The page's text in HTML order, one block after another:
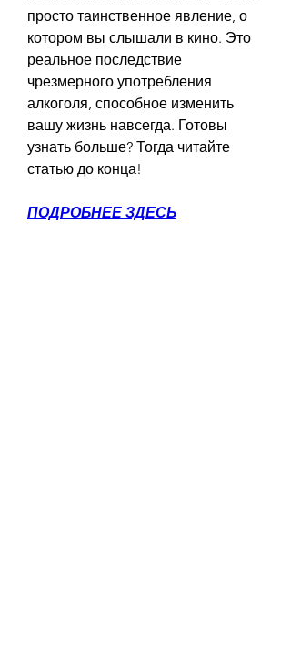
просто таинственное явление, о
котором вы слышали в кино. Это
реальное последствие
чрезмерного употребления
алкоголя, способное изменить
вашу жизнь навсегда. Готовы
узнать больше? Тогда читайте
статью до конца!
ПОДРОБНЕЕ ЗДЕСЬ